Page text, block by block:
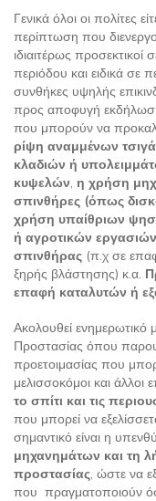
Γενικά όλοι οι πολίτες
περίπτωση που
ιδιαιτέρως προσεκτικοί
περιόδου και ειδικά σε
συνθήκες υψηλής
προς αποφυγή
που μπορούν να
ρίψη αναμμένων
κλαδιών ή
κυψελών η χρήση
σπινθήρες (όπως
χρήση υπαίθριων
ή αγροτικών
σπινθήρας (π.χ σε
ξηρής βλάστησης) κ.α.
επαφή καταλυτών ή
Ακολουθεί ενημερωτικό
Προστασίας όπου
προετοιμασίας που
μελισσοκόμοι και άλλοι
το σπίτι και τις
που μπορεί να
σημαντικό είναι η
μηχανημάτων και τη
προστασίας, ώστε να
που πραγματοποιούν